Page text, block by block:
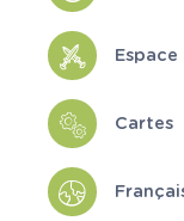
Espace
Cartes